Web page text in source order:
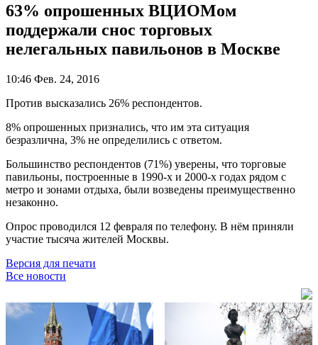
63% опрошенных ВЦИОМом
поддержали снос торговых
нелегальных павильонов в Москве
10:46 Фев. 24, 2016
Против высказались 26% респондентов.
8% опрошенных признались, что им эта ситуация
безразлична, 3% не определились с ответом.
Большинство респондентов (71%) уверены, что торговые
павильоны, построенные в 1990-х и 2000-х годах рядом с
метро и зонами отдыха, были возведены преимущественно
незаконно.
Опрос проводился 12 февраля по телефону. В нём приняли
участие тысяча жителей Москвы.
Версия для печати
Все новости